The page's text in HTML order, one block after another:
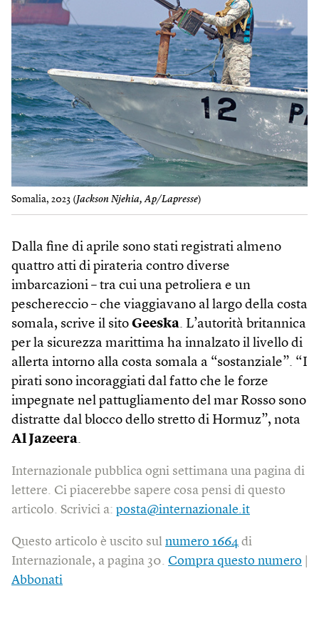
Somalia, 2023 (Jackson Njehia, Ap/Lapresse)
Dalla fine di aprile sono stati registrati almeno
quattro atti di pirateria contro diverse
imbarcazioni – tra cui una petroliera e un
peschereccio – che viaggiavano al largo della costa
somala, scrive il sito Geeska. L’autorità britannica
per la sicurezza marittima ha innalzato il livello di
allerta intorno alla costa somala a “sostanziale”. “I
pirati sono incoraggiati dal fatto che le forze
impegnate nel pattugliamento del mar Rosso sono
distratte dal blocco dello stretto di Hormuz”, nota
Al Jazeera.
Internazionale pubblica ogni settimana una pagina di
lettere. Ci piacerebbe sapere cosa pensi di questo
articolo. Scrivici a: posta@internazionale.it
Questo articolo è uscito sul numero 1664 di
Internazionale, a pagina 30. Compra questo numero
Abbonati